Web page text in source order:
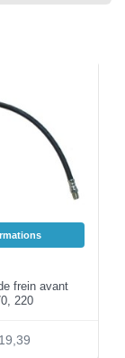
frein avant
220